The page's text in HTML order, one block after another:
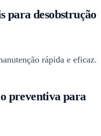
para desobstrução
rápida e eficaz.
preventiva para